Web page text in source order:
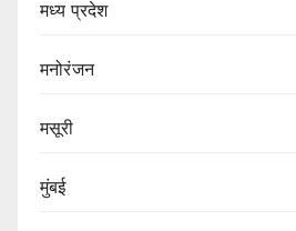
मध्य प्रदेश
मनोरंजन
मसूरी
मुंबई